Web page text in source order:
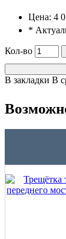
Цена: 4
*
Кол-во
В закладки В